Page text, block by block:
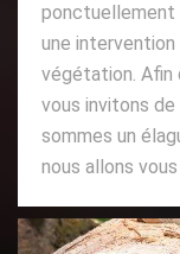
ponctuellement
une
végétation. Afin
vous invitons
sommes un
nous allons